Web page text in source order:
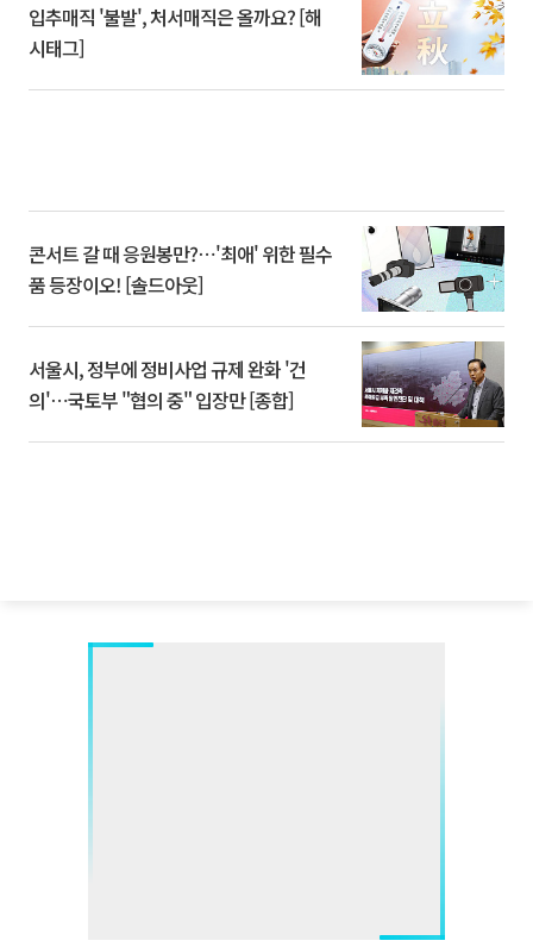
입추매직 '불발', 처서매직은 올까요? [해
시태그]
콘서트 갈 때 응원봉만?⋯'최애' 위한 필수
품 등장이오! [솔드아웃]
서울시, 정부에 정비사업 규제 완화 '건
의'⋯국토부 "협의 중" 입장만 [종합]